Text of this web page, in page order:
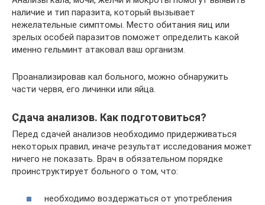
наличие и тип паразита, который вызывает
нежелательные симптомы. Место обитания яиц или
зрелых особей паразитов поможет определить какой
именно гельминт атаковал ваш организм.
Проанализировав кал больного, можно обнаружить
части червя, его личинки или яйца.
Сдача анализов. Как подготовиться?
Перед сдачей анализов необходимо придерживаться
некоторых правил, иначе результат исследования может
ничего не показать. Врач в обязательном порядке
проинструктирует больного о том, что:
необходимо воздержаться от употребления